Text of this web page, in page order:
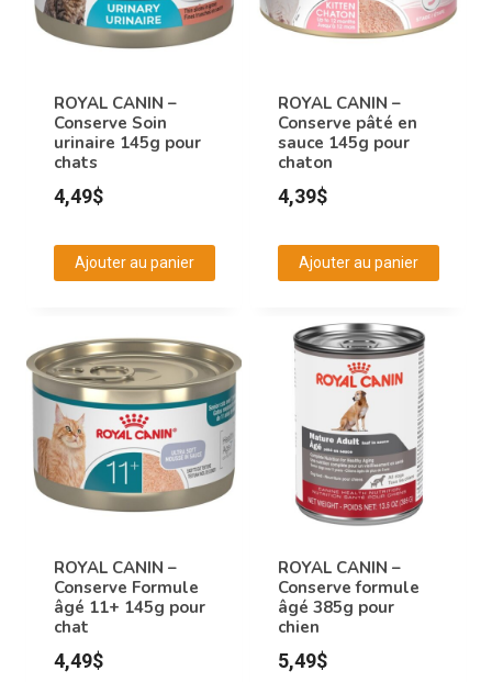
ROYAL CANIN –
Conserve Soin
urinaire 145g pour
chats
4,49$
Ajouter au panier
ROYAL CANIN –
Conserve pâté en
sauce 145g pour
chaton
4,39$
Ajouter au panier
ROYAL CANIN –
Conserve Formule
âgé 11+ 145g pour
chat
4,49$
ROYAL CANIN –
Conserve formule
âgé 385g pour
chien
5,49$